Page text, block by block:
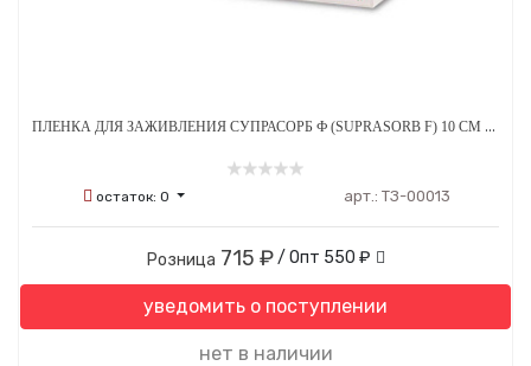
ПЛЕНКА ДЛЯ ЗАЖИВЛЕНИЯ СУПРАСОРБ Ф (SUPRASORB F) 10 СМ X 1 М
остаток: 0 арт.: ТЗ-00013
Розница 715 ₽ / Опт 550 ₽
уведомить о поступлении
нет в наличии